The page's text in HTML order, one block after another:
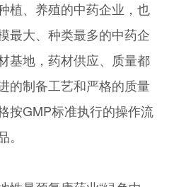
植、养殖的中药企业，也
最大、种类最多的中药企
基地，药材供应、质量都
的制备工艺和严格的质量
按GMP标准执行的操作流